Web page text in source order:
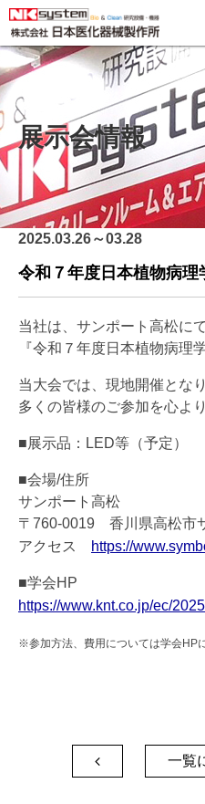
展示会情報
2025.03.26～03.28
令和７年度日本植物病
当社は、サンポート高松に
『令和７年度日本植物病理
当大会では、現地開催となり
多くの皆様のご参加を心よ
■展示品：LED等（予定）
■会場/住所
サンポート高松
〒760-0019 香川県高松市
アクセス
https://
■学会HP
https://www.knt.co.jp/ec/
※参加方法、費用については学会HP
 一覧